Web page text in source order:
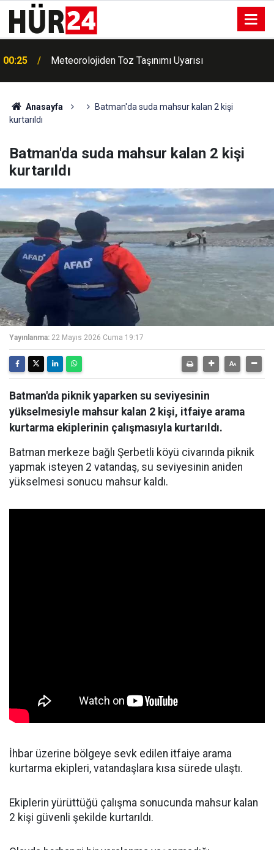
00:25 Meteorolojiden Toz Taşınımı Uyarısı
Anasayfa
Batman'da suda mahsur kalan 2 kişi
kurtarıldı
Batman'da suda mahsur kalan 2 kişi
kurtarıldı
Yayınlanma: 22 Mayıs 2026 Cuma 19:17
Batman'da piknik yaparken su seviyesinin
yükselmesiyle mahsur kalan 2 kişi, itfaiye arama
kurtarma ekiplerinin çalışmasıyla kurtarıldı.
Batman merkeze bağlı Şerbetli köyü civarında piknik
yapmak isteyen 2 vatandaş, su seviyesinin aniden
yükselmesi sonucu mahsur kaldı.
İhbar üzerine bölgeye sevk edilen itfaiye arama
kurtarma ekipleri, vatandaşlara kısa sürede ulaştı.
Ekiplerin yürüttüğü çalışma sonucunda mahsur kalan
2 kişi güvenli şekilde kurtarıldı.